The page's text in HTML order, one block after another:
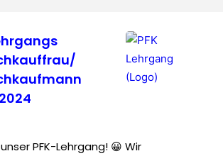
PFK-Lehrgang! 😀 Wir